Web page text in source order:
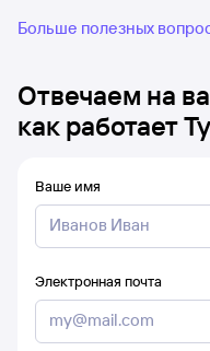
Больше полезных
Отвечаем на
как работает
Ваше имя
Электронная почта